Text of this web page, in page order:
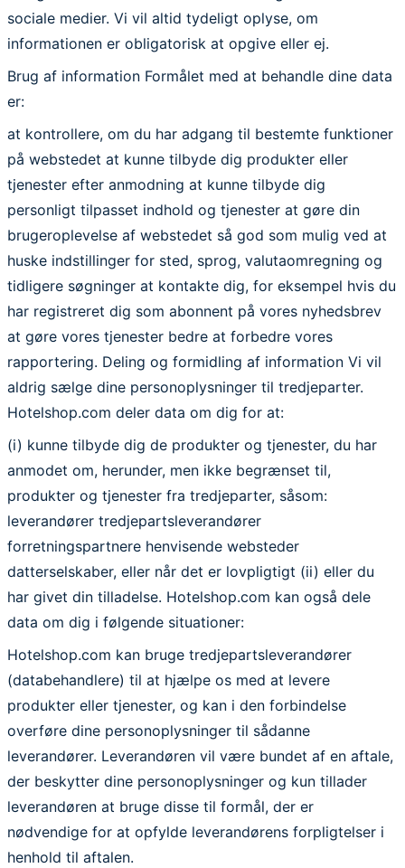
sociale medier. Vi vil altid tydeligt oplyse, om
informationen er obligatorisk at opgive eller ej.
Brug af information Formålet med at behandle dine data
er:
at kontrollere, om du har adgang til bestemte funktioner
på webstedet at kunne tilbyde dig produkter eller
tjenester efter anmodning at kunne tilbyde dig
personligt tilpasset indhold og tjenester at gøre din
brugeroplevelse af webstedet så god som mulig ved at
huske indstillinger for sted, sprog, valutaomregning og
tidligere søgninger at kontakte dig, for eksempel hvis du
har registreret dig som abonnent på vores nyhedsbrev
at gøre vores tjenester bedre at forbedre vores
rapportering. Deling og formidling af information Vi vil
aldrig sælge dine personoplysninger til tredjeparter.
Hotelshop.com deler data om dig for at:
(i) kunne tilbyde dig de produkter og tjenester, du har
anmodet om, herunder, men ikke begrænset til,
produkter og tjenester fra tredjeparter, såsom:
leverandører tredjepartsleverandører
forretningspartnere henvisende websteder
datterselskaber, eller når det er lovpligtigt (ii) eller du
har givet din tilladelse. Hotelshop.com kan også dele
data om dig i følgende situationer:
Hotelshop.com kan bruge tredjepartsleverandører
(databehandlere) til at hjælpe os med at levere
produkter eller tjenester, og kan i den forbindelse
overføre dine personoplysninger til sådanne
leverandører. Leverandøren vil være bundet af en aftale,
der beskytter dine personoplysninger og kun tillader
leverandøren at bruge disse til formål, der er
nødvendige for at opfylde leverandørens forpligtelser i
henhold til aftalen.